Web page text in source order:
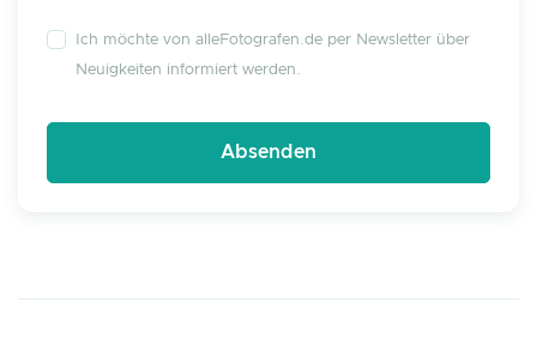
Ich möchte von alleFotografen.de per Newsletter über
Neuigkeiten informiert werden.